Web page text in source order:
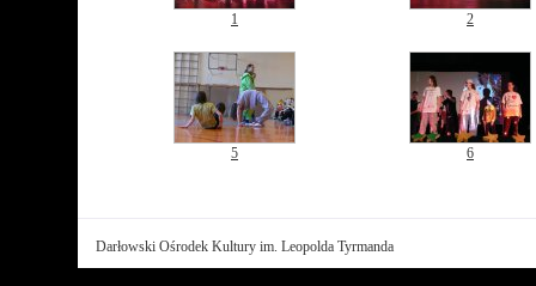
1 2
5 6
Darłowski Ośrodek Kultury im. Leopolda Tyrmanda